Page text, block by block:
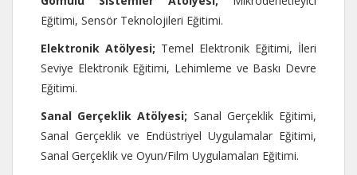
Eğitimi, Sensör Teknolojileri Eğitimi.
Elektronik Atölyesi; Temel Elektronik Eğitimi, İleri
Seviye Elektronik Eğitimi, Lehimleme ve Baskı Devre
Eğitimi.
Sanal Gerçeklik Atölyesi; Sanal Gerçeklik Eğitimi,
Sanal Gerçeklik ve Endüstriyel Uygulamalar Eğitimi,
Sanal Gerçeklik ve Oyun/Film Uygulamaları Eğitimi.